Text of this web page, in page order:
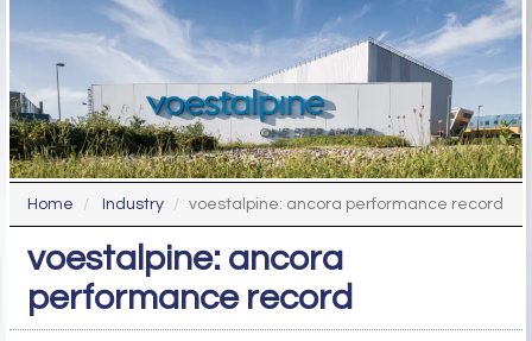
Home Industry voestalpine: ancora performance record
voestalpine: ancora
performance record